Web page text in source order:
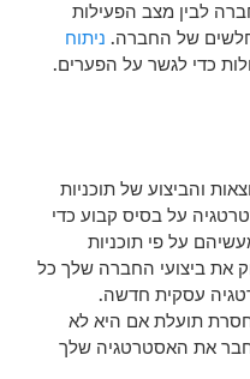
לבין מצב הפעילות
של החברה. ניתוח
כדי לגשר על הפערים.
והביצוע של תוכניות
על בסיס קבוע כדי
על פי תוכניות
את ביצועי החברה שלך כל
עסקית חדשה.
תועלת אם היא לא
את האסטרטגיה שלך